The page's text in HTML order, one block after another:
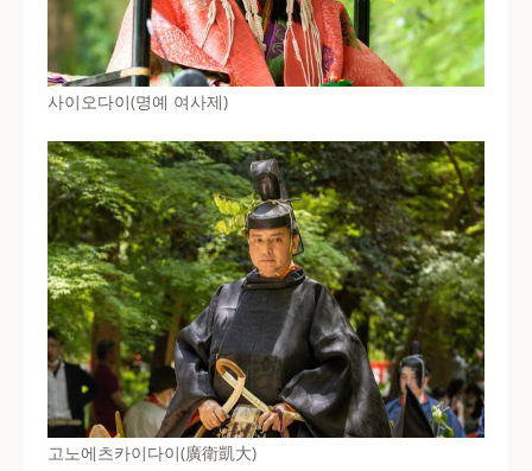
사이오다이(명예 여사제)
고노에츠카이다이(廣衛凱大)